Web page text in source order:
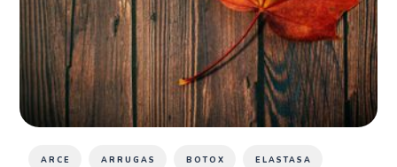
ARCE ARRUGAS BOTOX ELASTASA